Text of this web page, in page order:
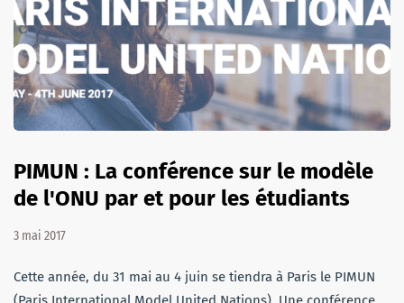
PIMUN : La conférence sur le modèle
de l'ONU par et pour les étudiants
3 mai 2017
Cette année, du 31 mai au 4 juin se tiendra à Paris le PIMUN